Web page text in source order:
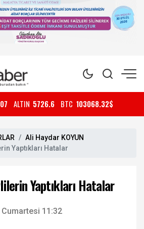
ALTIN 5726.6 BTC 103068.32$
Ali Haydar KOYUN
Yaptıkları Hatalar
Yaptıkları Hatalar
11:32